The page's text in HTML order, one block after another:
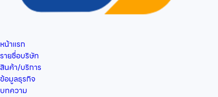
หน้าแรก
รายชื่อบริษัท
สินค้า/บริการ
ข้อมูลธุรกิจ
บทความ